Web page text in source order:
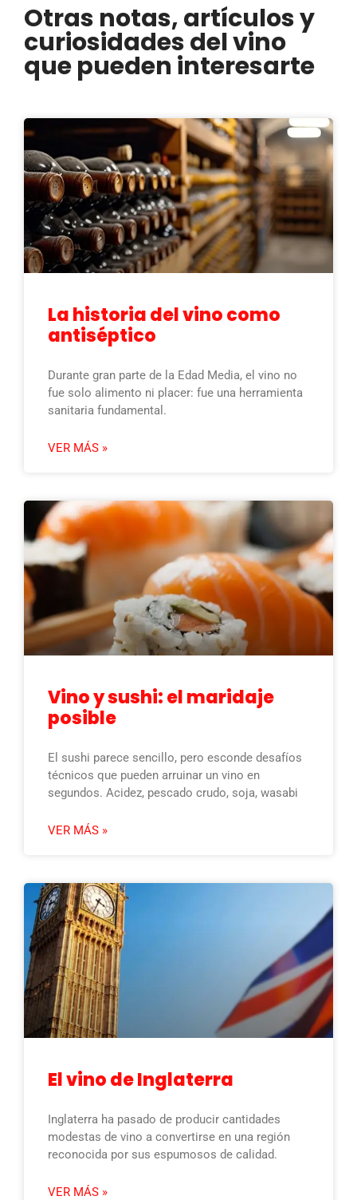
Otras notas, artículos y
curiosidades del vino
que pueden interesarte
La historia del vino como
antiséptico
Durante gran parte de la Edad Media, el vino no
fue solo alimento ni placer: fue una herramienta
sanitaria fundamental.
VER MÁS »
Vino y sushi: el maridaje
posible
El sushi parece sencillo, pero esconde desafíos
técnicos que pueden arruinar un vino en
segundos. Acidez, pescado crudo, soja, wasabi
VER MÁS »
El vino de Inglaterra
Inglaterra ha pasado de producir cantidades
modestas de vino a convertirse en una región
reconocida por sus espumosos de calidad.
VER MÁS »